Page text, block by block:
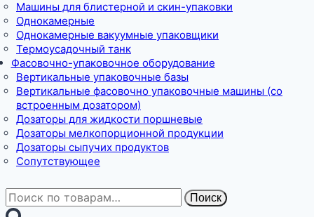
Машины для блистерной и скин-упаковки
Однокамерные
Однокамерные вакуумные упаковщики
Термоусадочный танк
Фасовочно-упаковочное оборудование
Вертикальные упаковочные базы
Вертикальные фасовочно упаковочные машины (со
встроенным дозатором)
Дозаторы для жидкости поршневые
Дозаторы мелкопорционной продукции
Дозаторы сыпучих продуктов
Сопутствующее
Искать: Поиск